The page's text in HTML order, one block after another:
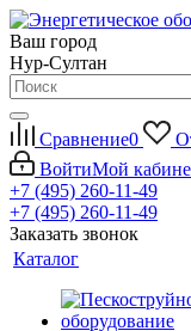
Ваш город
Нур-Султан
Сравнение0
ВойтиМой
+7 (495) 260-11-49
+7 (495) 260-11-49
Заказать звонок
Каталог